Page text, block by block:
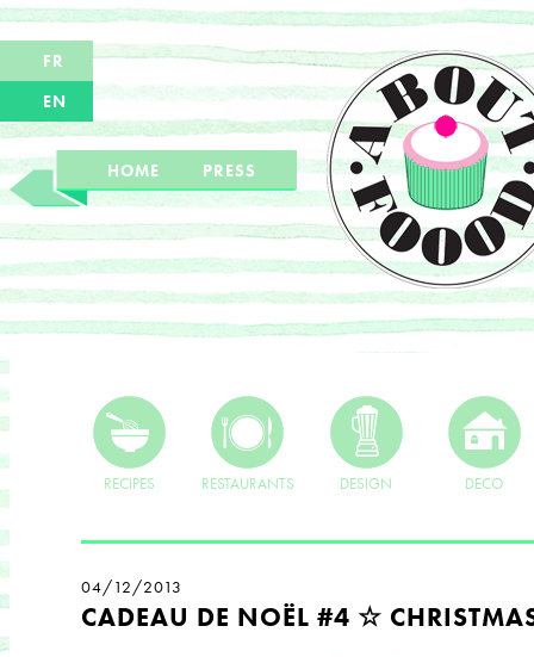
FR
EN
HOME PRESS
RECIPES RESTAURANTS DESIGN DECO
04/12/2013
CADEAU DE NOËL #4 ☆